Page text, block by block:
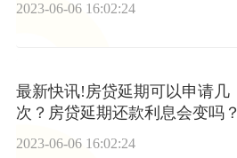
2023-06-06 16:02:24
最新快讯!房贷延期可以申请几
次？房贷延期还款利息会变吗？
2023-06-06 16:02:24